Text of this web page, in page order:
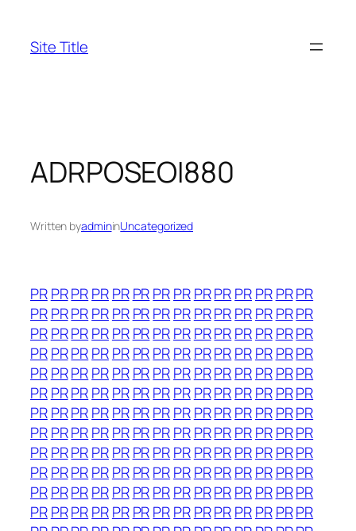
content
Site Title
ADRPOSEOI880
Written byadmininUncategorized
PRPRPRPRPR PRPRPRPRPRPRPR PRPR
PRPRPRPRPR PRPRPRPRPRPRPR PRPR
PRPRPRPRPR PRPRPRPRPRPRPR PRPR
PRPRPRPRPR PRPRPRPRPRPRPR PRPR
PRPRPRPRPR PRPRPRPRPRPRPR PRPR
PRPRPRPRPR PRPRPRPRPRPRPR PRPR
PRPRPRPRPR PRPRPRPRPRPRPR PRPR
PRPRPRPRPR PRPRPRPRPRPRPR PRPR
PRPRPRPRPR PRPRPRPRPRPRPR PRPR
PRPRPRPRPR PRPRPRPRPRPRPR PRPR
PRPRPRPRPR PRPRPRPRPRPRPR PRPR
PRPRPRPRPR PRPRPRPRPRPRPR PRPR